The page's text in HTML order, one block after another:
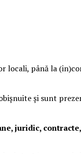
locali, până la
şi sunt
juridic,